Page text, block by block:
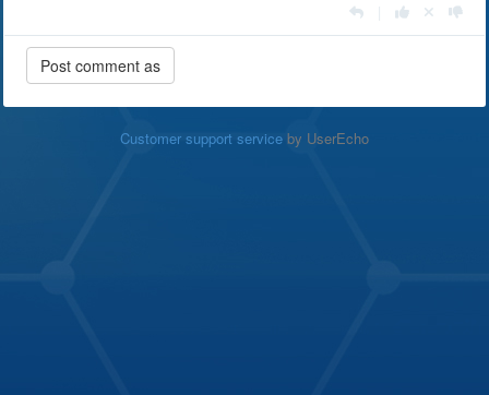
Customer support service by UserEcho